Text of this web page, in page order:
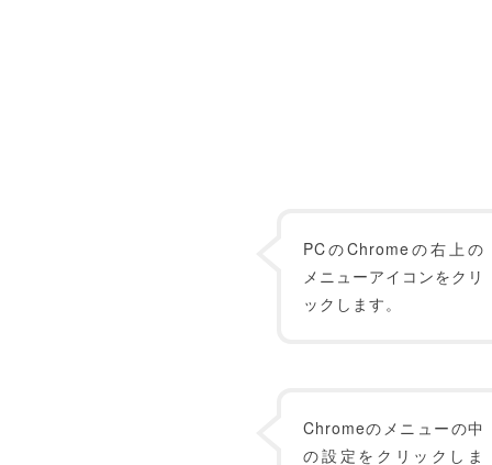
PCのChromeの右上の
メニューアイコンをクリ
ックします。
Chromeのメニューの中
の設定をクリックしま